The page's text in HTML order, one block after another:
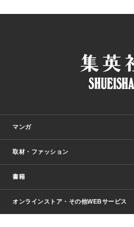
マンガ
少年マンガ
Vジャンプ
週刊ヤングジャンプ
少女マンガ
取材・ファッション
Seventeen
芸能・情報・スポーツ
書籍
文芸・文庫・総合
オンラインストア・その他WEBサービス